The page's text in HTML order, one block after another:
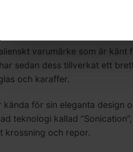
varumärke som är
sedan dess tillverkat ett
och karaffer.
kända för sin eleganta design
teknologi kallad
krossning och repor.